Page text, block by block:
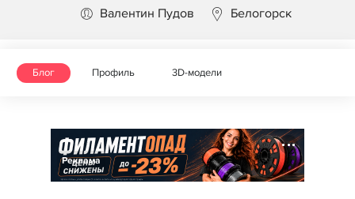
Валентин Пудов Белогорск
Блог Профиль 3D-модели
Реклама